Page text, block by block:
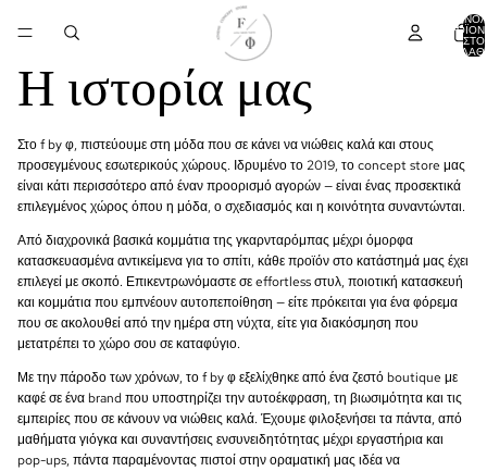
ΣΤΟ
Η ιστορία μας
Στο f by φ, πιστεύουμε στη μόδα που σε κάνει να νιώθεις καλά και στους
προσεγμένους εσωτερικούς χώρους. Ιδρυμένο το 2019, το concept store μας
είναι κάτι περισσότερο από έναν προορισμό αγορών — είναι ένας προσεκτικά
επιλεγμένος χώρος όπου η μόδα, ο σχεδιασμός και η κοινότητα συναντώνται.
Από διαχρονικά βασικά κομμάτια της γκαρνταρόμπας μέχρι όμορφα
κατασκευασμένα αντικείμενα για το σπίτι, κάθε προϊόν στο κατάστημά μας έχει
επιλεγεί με σκοπό. Επικεντρωνόμαστε σε effortless στυλ, ποιοτική κατασκευή
και κομμάτια που εμπνέουν αυτοπεποίθηση — είτε πρόκειται για ένα φόρεμα
που σε ακολουθεί από την ημέρα στη νύχτα, είτε για διακόσμηση που
μετατρέπει το χώρο σου σε καταφύγιο.
Με την πάροδο των χρόνων, το f by φ εξελίχθηκε από ένα ζεστό boutique με
καφέ σε ένα brand που υποστηρίζει την αυτοέκφραση, τη βιωσιμότητα και τις
εμπειρίες που σε κάνουν να νιώθεις καλά. Έχουμε φιλοξενήσει τα πάντα, από
μαθήματα γιόγκα και συναντήσεις ενσυνειδητότητας μέχρι εργαστήρια και
pop-ups, πάντα παραμένοντας πιστοί στην οραματική μας ιδέα να